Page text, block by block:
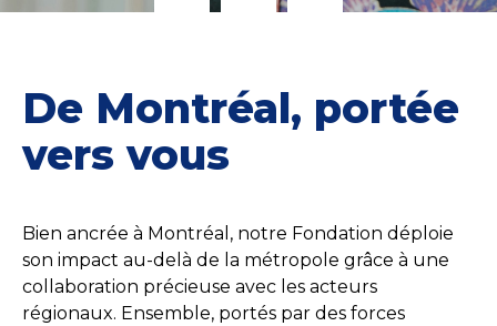
De Montréal, portée
vers vous
Bien ancrée à Montréal, notre Fondation déploie
son impact au-delà de la métropole grâce à une
collaboration précieuse avec les acteurs
régionaux. Ensemble, portés par des forces